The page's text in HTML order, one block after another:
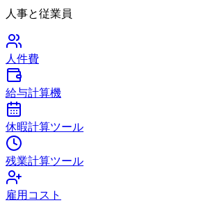
人事と従業員
人件費
給与計算機
休暇計算ツール
残業計算ツール
雇用コスト